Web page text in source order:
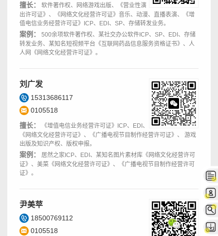
擅长：
软件著作权、网络游戏出版、《营业性演
出许可证》、《网络文化经营许可证》音乐、动漫、直播表演、《增
值电信业务经营许可证》ICP、EDI、SP、存储转发业务。
案例：
500余项软件著作权、某社交办公软件ICP、SP、EDI、存储
转发业务、某知名短视频平台《互联网药品信息服务资格证书》、人
人网《网络文化经营许可证》。
刘广发
15313686117
0105518
擅长：
《增值电信业务经营许可证》ICP、EDI、
《网络文化经营许可证》、《广播电视节目制作经营许可证》、 游戏
出版及知识产权、版权申报。
案例：
居然之家ICP、EDI、某知名图片素材库《网络文化经营许可
证》、美菜《网络文化经营许可证》、《广播电视节目制作经营许可
证》。
尹美苹
18500769112
0105518